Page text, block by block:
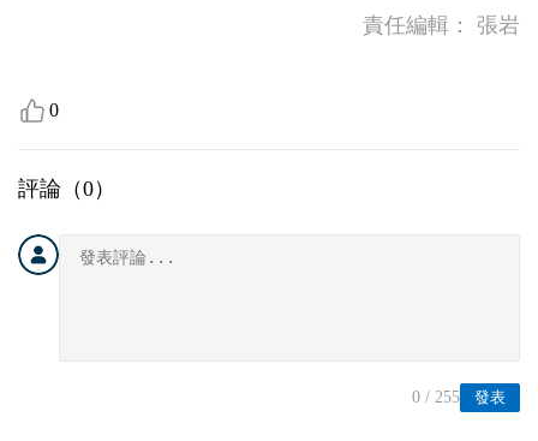
責任編輯： 張岩
0
評論（0）
發表
0 / 255